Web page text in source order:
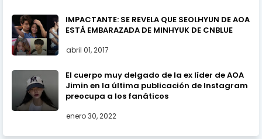
IMPACTANTE: SE REVELA QUE SEOLHYUN DE AOA
ESTÁ EMBARAZADA DE MINHYUK DE CNBLUE
abril 01, 2017
El cuerpo muy delgado de la ex líder de AOA
Jimin en la última publicación de Instagram
preocupa a los fanáticos
enero 30, 2022